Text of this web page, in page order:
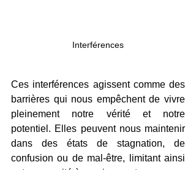
Interférences
Ces interférences agissent comme des
barrières qui nous empêchent de vivre
pleinement notre vérité et notre
potentiel. Elles peuvent nous maintenir
dans des états de stagnation, de
confusion ou de mal-être, limitant ainsi